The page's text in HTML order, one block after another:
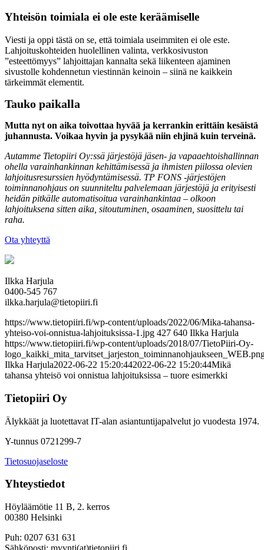
Yhteisön toimiala ei ole este keräämiselle
Viesti ja oppi tästä on se, että toimiala useimmiten ei ole este.
Lahjoituskohteiden huolellinen valinta, verkkosivuston
”esteettömyys” lahjoittajan kannalta sekä liikenteen ajaminen
sivustolle kohdennetun viestinnän keinoin – siinä ne kaikkein
tärkeimmät elementit.
Tauko paikalla
Mutta nyt on aika toivottaa hyvää ja kerrankin erittäin kesäistä
juhannusta. Voikaa hyvin ja pysykää niin ehjinä kuin terveinä.
Autamme Tietopiiri Oy:ssä järjestöjä jäsen- ja vapaaehtoishallinnan
ohella varainhankinnan kehittämisessä ja ihmisten piilossa olevien
lahjoitusresurssien hyödyntämisessä. TP FONS -järjestöjen
toiminnanohjaus on suunniteltu palvelemaan järjestöjä ja erityisesti
heidän pitkälle automatisoitua varainhankintaa – olkoon
lahjoituksena sitten aika, sitoutuminen, osaaminen, suosittelu tai
raha.
Ota yhteyttä
Ilkka Harjula
0400-545 767
ilkka.harjula@tietopiiri.fi
https://www.tietopiiri.fi/wp-content/uploads/2022/06/Mika-tahansa-
yhteiso-voi-onnistua-lahjoituksissa-1.jpg 427 640 Ilkka Harjula
https://www.tietopiiri.fi/wp-content/uploads/2018/07/TietoPiiri-Oy-
Ilkka Harjula2022-06-22 15:20:442022-06-22 15:20:44Mikä
tahansa yhteisö voi onnistua lahjoituksissa – tuore esimerkki
Tietopiiri Oy
Älykkäät ja luotettavat IT-alan asiantuntijapalvelut jo vuodesta 1974.
Y-tunnus 0721299-7
Tietosuojaseloste
Yhteystiedot
Höyläämötie 11 B, 2. kerros
00380 Helsinki
Puh: 0207 631 631
Sähköposti: myynti(at)tietopiiri.fi